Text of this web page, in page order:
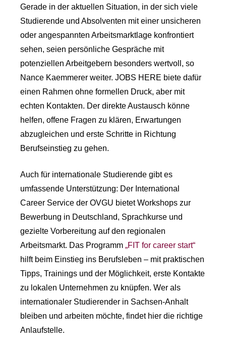
Gerade in der aktuellen Situation, in der sich viele
Studierende und Absolventen mit einer unsicheren
oder angespannten Arbeitsmarktlage konfrontiert
sehen, seien persönliche Gespräche mit
potenziellen Arbeitgebern besonders wertvoll, so
Nance Kaemmerer weiter. JOBS HERE biete dafür
einen Rahmen ohne formellen Druck, aber mit
echten Kontakten. Der direkte Austausch könne
helfen, offene Fragen zu klären, Erwartungen
abzugleichen und erste Schritte in Richtung
Berufseinstieg zu gehen.
Auch für internationale Studierende gibt es
umfassende Unterstützung: Der International
Career Service der OVGU bietet Workshops zur
Bewerbung in Deutschland, Sprachkurse und
gezielte Vorbereitung auf den regionalen
Arbeitsmarkt. Das Programm „FIT for career start“
hilft beim Einstieg ins Berufsleben – mit praktischen
Tipps, Trainings und der Möglichkeit, erste Kontakte
zu lokalen Unternehmen zu knüpfen. Wer als
internationaler Studierender in Sachsen-Anhalt
bleiben und arbeiten möchte, findet hier die richtige
Anlaufstelle.